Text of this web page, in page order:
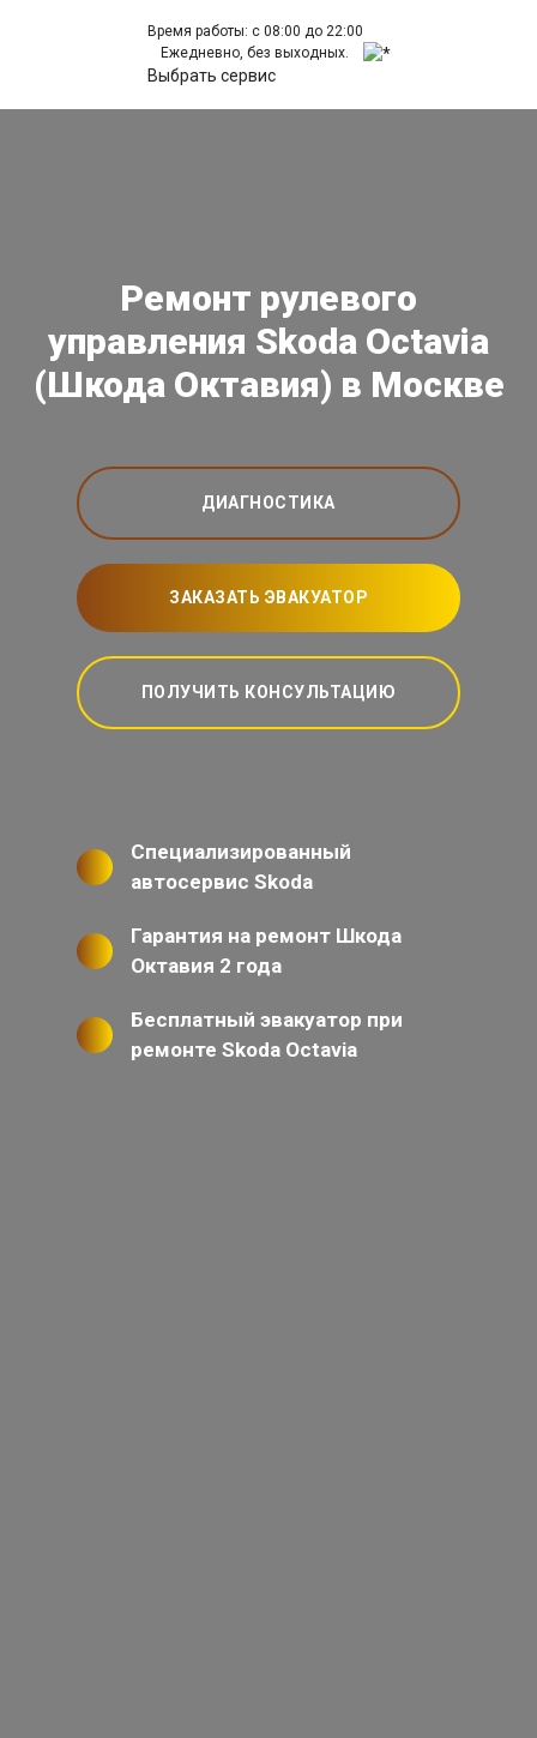
Время работы: с 08:00 до 22:00
Ежедневно, без выходных.
Выбрать сервис
Ремонт рулевого
управления Skoda Octavia
(Шкода Октавия) в Москве
ДИАГНОСТИКА
ЗАКАЗАТЬ ЭВАКУАТОР
ПОЛУЧИТЬ КОНСУЛЬТАЦИЮ
Специализированный
автосервис Skoda
Гарантия на ремонт Шкода
Октавия 2 года
Бесплатный эвакуатор при
ремонте Skoda Octavia